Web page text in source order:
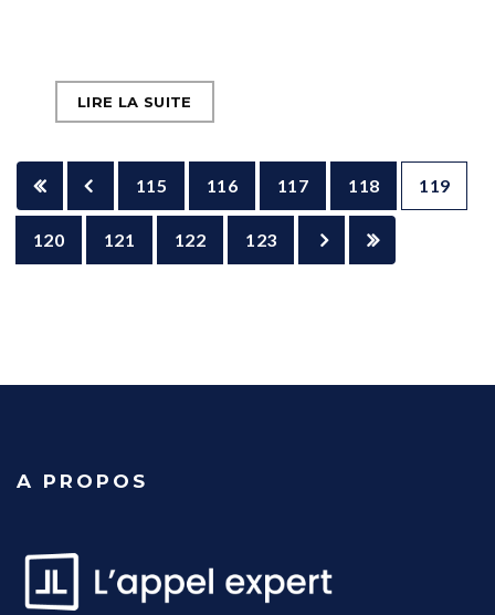
LIRE LA SUITE
115 116 117 118 119
120 121 122 123
A PROPOS